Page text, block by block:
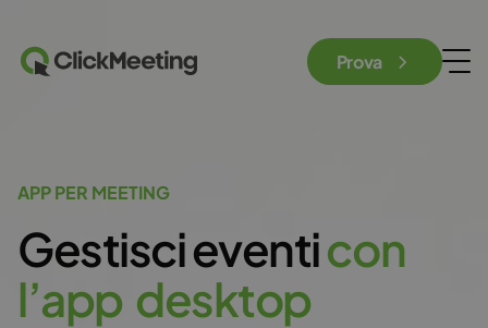
Prova
APP PER MEETING
Gestisci eventicon
l’app desktop